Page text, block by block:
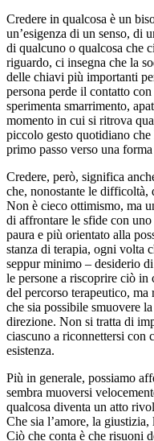
Credere in qualcosa è un
un’esigenza di un senso, di
di qualcuno o qualcosa che
riguardo, ci insegna che la
delle chiavi più importanti
persona perde il contatto
sperimenta smarrimento,
momento in cui si ritrova
piccolo gesto quotidiano
primo passo verso una
Credere, però, significa
che, nonostante le difficoltà,
Non è cieco ottimismo, ma
di affrontare le sfide con
paura e più orientato alla
stanza di terapia, ogni volta
seppur minimo – desiderio
le persone a riscoprire ciò in
del percorso terapeutico,
che sia possibile smuovere
direzione. Non si tratta di
ciascuno a riconnettersi con
esistenza.
Più in generale, possiamo
sembra muoversi
qualcosa diventa un atto
Che sia l’amore, la
Ciò che conta è che risuoni